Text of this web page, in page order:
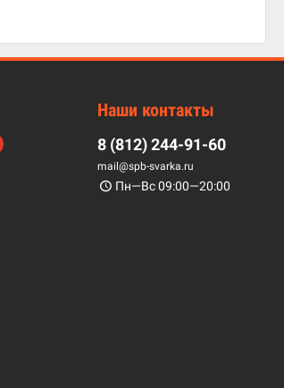
Наши контакты
8 (812) 244-91-60
mail@spb-svarka.ru
Пн—Вс 09:00—20:00